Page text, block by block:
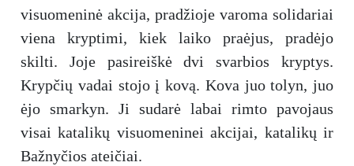
visuomeninė akcija, pradžioje varoma solidariai
viena kryptimi, kiek laiko praėjus, pradėjo
skilti. Joje pasireiškė dvi svarbios kryptys.
Krypčių vadai stojo į kovą. Kova juo tolyn, juo
ėjo smarkyn. Ji sudarė labai rimto pavojaus
visai katalikų visuomeninei akcijai, katalikų ir
Bažnyčios ateičiai.